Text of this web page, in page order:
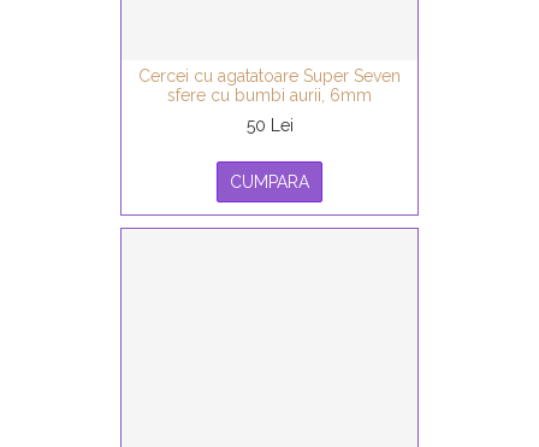
Cercei cu agatatoare Super Seven
sfere cu bumbi aurii, 6mm
50 Lei
CUMPARA